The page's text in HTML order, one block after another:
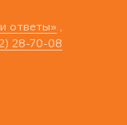
ответы»
28-70-08